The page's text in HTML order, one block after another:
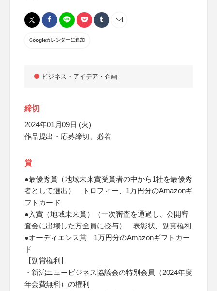
Googleカレンダーに追加
ビジネス・アイデア・企画
締切
2024年01月09日 (火)
作品提出・応募締切、必着
賞
●最優秀賞（地域未来賞受賞者の中から1社を最優秀
者として選出） トロフィー、1万円分のAmazonギ
フトカード
●入賞（地域未来賞）（一次審査を通過し、公開審
査会に出場した方全員に授与） 表彰状、副賞権利
●オーディエンス賞 1万円分のAmazonギフトカー
ド
【副賞権利】
・新潟ニュービジネス協議会の特別会員（2024年度
年会費無料）の権利